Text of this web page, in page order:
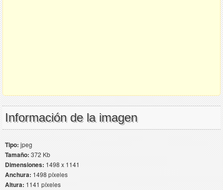
Información de la imagen
Tipo:jpeg
Tamaño:372 Kb
Dimensiones:1498 x 1141
Anchura:1498 píxeles
Altura:1141 píxeles